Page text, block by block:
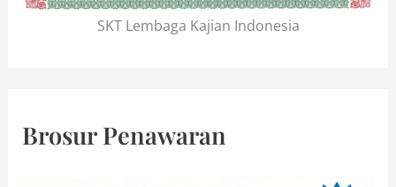
SKT Lembaga Kajian Indonesia
Brosur Penawaran